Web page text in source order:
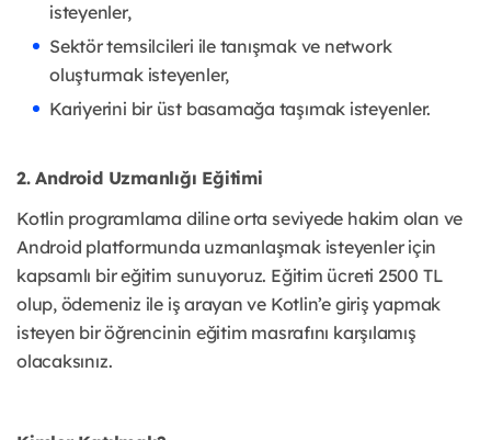
isteyenler,
Sektör temsilcileri ile tanışmak ve network
oluşturmak isteyenler,
Kariyerini bir üst basamağa taşımak isteyenler.
2. Android Uzmanlığı Eğitimi
Kotlin programlama diline orta seviyede hakim olan ve
Android platformunda uzmanlaşmak isteyenler için
kapsamlı bir eğitim sunuyoruz. Eğitim ücreti 2500 TL
olup, ödemeniz ile iş arayan ve Kotlin’e giriş yapmak
isteyen bir öğrencinin eğitim masrafını karşılamış
olacaksınız.